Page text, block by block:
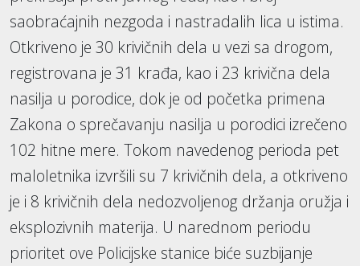
saobraćajnih nezgoda i nastradalih lica u istima.
Otkriveno je 30 krivičnih dela u vezi sa drogom,
registrovana je 31 krađa, kao i 23 krivična dela
nasilja u porodice, dok je od početka primena
Zakona o sprečavanju nasilja u porodici izrečeno
102 hitne mere. Tokom navedenog perioda pet
maloletnika izvršili su 7 krivičnih dela, a otkriveno
je i 8 krivičnih dela nedozvoljenog držanja oružja i
eksplozivnih materija. U narednom periodu
prioritet ove Policijske stanice biće suzbijanje